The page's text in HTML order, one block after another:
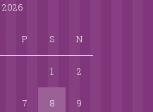
2026
P S N
1 2
7 8 9